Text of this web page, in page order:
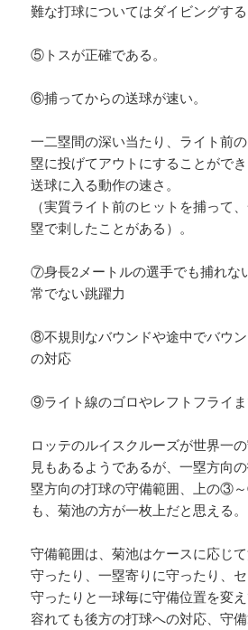
難な打球についてはダイビングする
⑤トスが正確である。
⑥捕ってからの送球が速い。
一二塁間の深い当たり、ライト前
塁に投げてアウトにすることがで
送球に入る動作の速さ。
（実質ライト前のヒットを捕って
塁で刺したことがある）。
⑦身長2メートルの選手でも捕れな
常でない跳躍力
⑧不規則なバウンドや途中でバウ
の対応
⑨ライト線のゴロやレフトフライま
ロッテのルイスクルーズが世界一
見もあるようであるが、一塁方向
塁方向の打球の守備範囲、上の③
も、菊池の方が一枚上だと思える。
守備範囲は、菊池はケースに応じ
守ったり、一塁寄りに守ったり、
守ったりと一球毎に守備位置を変
容れても後方の打球への対応、守